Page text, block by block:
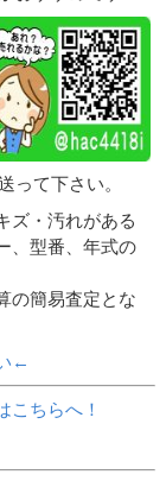
って下さい。
ズ・汚れがある
、型番、年式の
の簡易査定とな
←
こちらへ！